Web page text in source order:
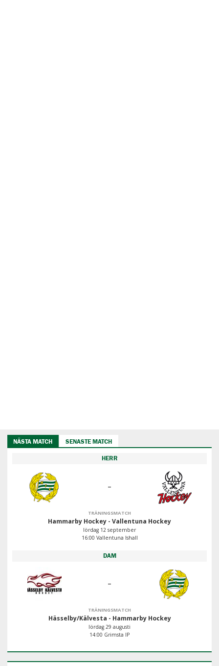
NÄSTA MATCH SENASTE MATCH
HERR
-
TRÄNINGSMATCH
Hammarby Hockey - Vallentuna Hockey
lördag 12 september
16:00 Vallentuna Ishall
DAM
-
TRÄNINGSMATCH
Hässelby/Kälvesta - Hammarby Hockey
lördag 29 augusti
14:00 Grimsta IP